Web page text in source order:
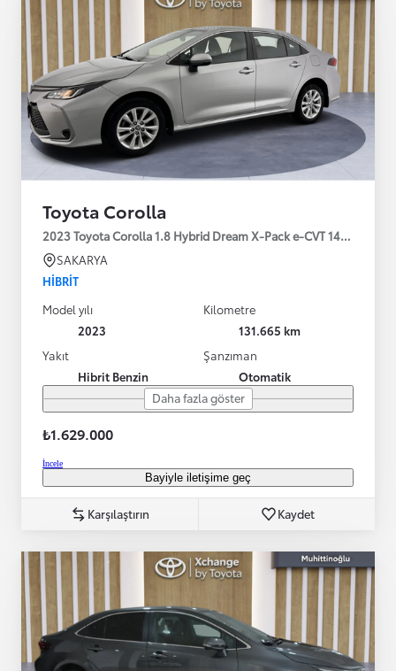
Toyota Corolla
2023 Toyota Corolla 1.8 Hybrid Dream X-Pack e-CVT 140HP
SAKARYA
HIBRIT
Model yılı
2023
Kilometre
131.665 km
Yakıt
Hibrit Benzin
Şanzıman
Otomatik
Daha fazla göster
₺1.629.000
İncele
Bayiyle iletişime geç
Karşılaştırın Kaydet